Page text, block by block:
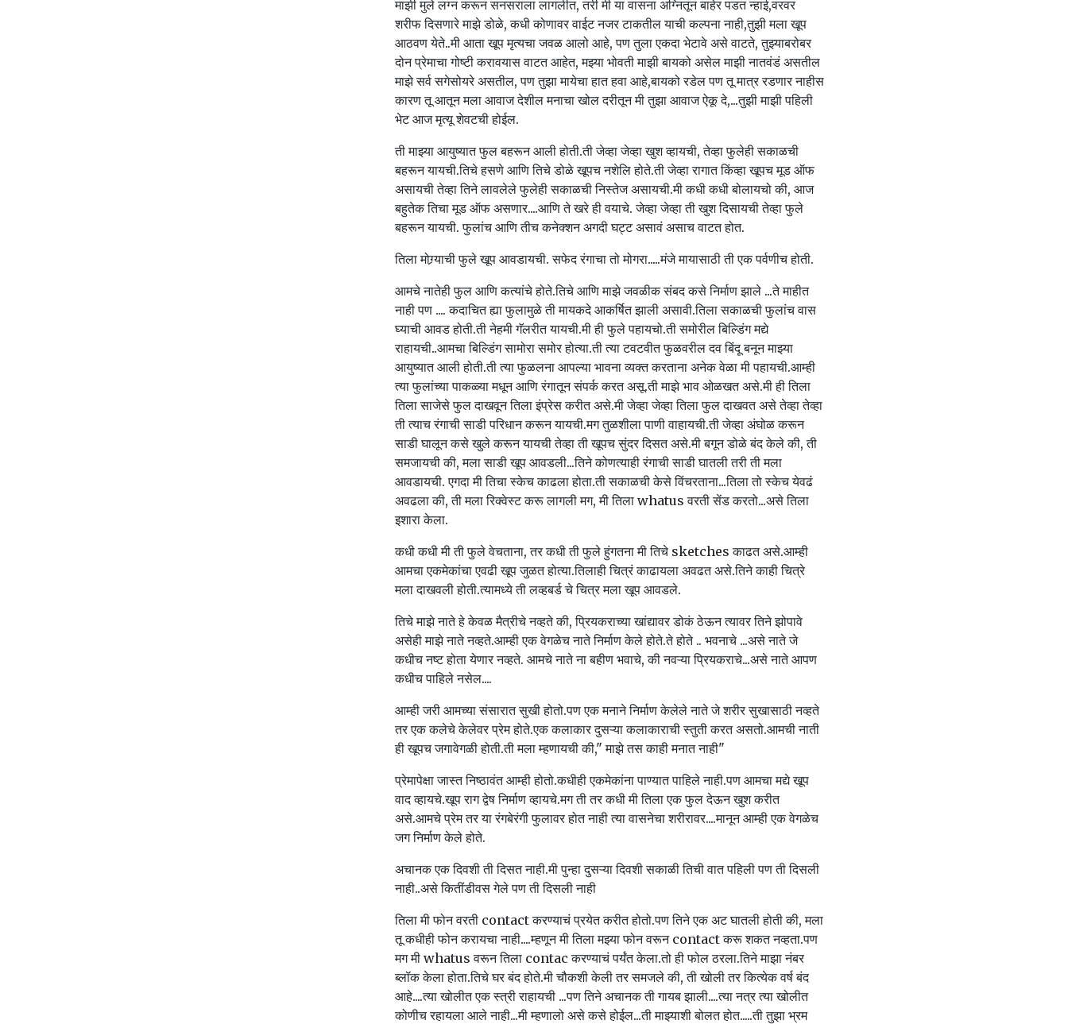
माझी मुले लग्न करून सनसराला लागलीत, तरी मी या वासना अग्नितून बाहेर पडत न्हाई,वरवर
शरीफ दिसणारे माझे डोळे, कधी कोणावर वाईट नजर टाकतील याची कल्पना नाही,तुझी मला खूप
आठवण येते..मी आता खूप मृत्यचा जवळ आलो आहे, पण तुला एकदा भेटावे असे वाटते, तुझ्याबरोबर
दोन प्रेमाचा गोष्टी करावयास वाटत आहेत, मझ्या भोवती माझी बायको असेल माझी नातवंडं असतील
माझे सर्व सगेसोयरे असतील, पण तुझा मायेचा हात हवा आहे,बायको रडेल पण तू मात्र रडणार नाहीस
कारण तू आतून मला आवाज देशील मनाचा खोल दरीतून मी तुझा आवाज ऐकू दे,...तुझी माझी पहिली
भेट आज मृत्यू शेवटची होईल.
ती माझ्या आयुष्यात फुल बहरून आली होती.ती जेव्हा जेव्हा खुश व्हायची, तेव्हा फुलेही सकाळची
बहरून यायची.तिचे हसणे आणि तिचे डोळे खूपच नशेलि होते.ती जेव्हा रागात किंव्हा खूपच मूड ऑफ
असायची तेव्हा तिने लावलेले फुलेही सकाळची निस्तेज असायची.मी कधी कधी बोलायचो की, आज
बहुतेक तिचा मूड ऑफ असणार....आणि ते खरे ही वयाचे. जेव्हा जेव्हा ती खुश दिसायची तेव्हा फुले
बहरून यायची. फुलांच आणि तीच कनेक्शन अगदी घट्ट असावं असाच वाटत होत.
तिला मोग्र्याची फुले खूप आवडायची. सफेद रंगाचा तो मोगरा.....मंजे मायासाठी ती एक पर्वणीच होती.
आमचे नातेही फुल आणि कत्यांचे होते.तिचे आणि माझे जवळीक संबद कसे निर्माण झाले ...ते माहीत
नाही पण .... कदाचित ह्या फुलामुळे ती मायकदे आकर्षित झाली असावी.तिला सकाळची फुलांच वास
घ्याची आवड होती.ती नेहमी गॅलरीत यायची.मी ही फुले पहायचो.ती समोरील बिल्डिंग मद्ये
राहायची..आमचा बिल्डिंग सामोरा समोर होत्या.ती त्या टवटवीत फुळवरील दव बिंदू बनून माझ्या
आयुष्यात आली होती.ती त्या फुळलना आपल्या भावना व्यक्त करताना अनेक वेळा मी पहायची.आम्ही
त्या फुलांच्या पाकळ्या मधून आणि रंगातून संपर्क करत असू.ती माझे भाव ओळखत असे.मी ही तिला
तिला साजेसे फुल दाखवून तिला इंप्रेस करीत असे.मी जेव्हा जेव्हा तिला फुल दाखवत असे तेव्हा तेव्हा
ती त्याच रंगाची साडी परिधान करून यायची.मग तुळशीला पाणी वाहायची.ती जेव्हा अंघोळ करून
साडी घालून कसे खुले करून यायची तेव्हा ती खूपच सुंदर दिसत असे.मी बगून डोळे बंद केले की, ती
समजायची की, मला साडी खूप आवडली...तिने कोणत्याही रंगाची साडी घातली तरी ती मला
आवडायची. एगदा मी तिचा स्केच काढला होता.ती सकाळची केसे विंचरताना...तिला तो स्केच येवढं
अवढला की, ती मला रिक्वेस्ट करू लागली मग, मी तिला whatus वरती सेंड करतो...असे तिला
इशारा केला.
कधी कधी मी ती फुले वेचताना, तर कधी ती फुले हुंगतना मी तिचे sketches काढत असे.आम्ही
आमचा एकमेकांचा एवढी खूप जुळत होत्या.तिलाही चित्रं काढायला अवढत असे.तिने काही चित्रे
मला दाखवली होती.त्यामध्ये ती लव्हबर्ड चे चित्र मला खूप आवडले.
तिचे माझे नाते हे केवळ मैत्रीचे नव्हते की, प्रियकराच्या खांद्यावर डोकं ठेऊन त्यावर तिने झोपावे
असेही माझे नाते नव्हते.आम्ही एक वेगळेच नाते निर्माण केले होते.ते होते .. भवनाचे ...असे नाते जे
कधीच नष्ट होता येणार नव्हते. आमचे नाते ना बहीण भवाचे, की नवऱ्या प्रियकराचे...असे नाते आपण
कधीच पाहिले नसेल....
आम्ही जरी आमच्या संसारात सुखी होतो.पण एक मनाने निर्माण केलेले नाते जे शरीर सुखासाठी नव्हते
तर एक कलेचे केलेवर प्रेम होते.एक कलाकार दुसऱ्या कलाकाराची स्तुती करत असतो.आमची नाती
ही खूपच जगावेगळी होती.ती मला म्हणायची की," माझे तस काही मनात नाही"
प्रेमापेक्षा जास्त निष्ठावंत आम्ही होतो.कधीही एकमेकांना पाण्यात पाहिले नाही.पण आमचा मद्ये खूप
वाद व्हायचे.खूप राग द्वेष निर्माण व्हायचे.मग ती तर कधी मी तिला एक फुल देऊन खुश करीत
असे.आमचे प्रेम तर या रंगबेरंगी फुलावर होत नाही त्या वासनेचा शरीरावर....मानून आम्ही एक वेगळेच
जग निर्माण केले होते.
अचानक एक दिवशी ती दिसत नाही.मी पुन्हा दुसऱ्या दिवशी सकाळी तिची वात पहिली पण ती दिसली
नाही..असे कितींडीवस गेले पण ती दिसली नाही
तिला मी फोन वरती contact करण्याचं प्रयेत करीत होतो.पण तिने एक अट घातली होती की, मला
तू कधीही फोन करायचा नाही....म्हणून मी तिला मझ्या फोन वरून contact करू शकत नव्हता.पण
मग मी whatus वरून तिला contac करण्याचं पर्यंत केला.तो ही फोल ठरला.तिने माझा नंबर
ब्लॉक केला होता.तिचे घर बंद होते.मी चौकशी केली तर समजले की, ती खोली तर कित्येक वर्ष बंद
आहे....त्या खोलीत एक स्त्री राहायची ...पण तिने अचानक ती गायब झाली....त्या नत्र त्या खोलीत
कोणीच रहायला आले नाही...मी म्हणालो असे कसे होईल...ती माझ्याशी बोलत होत.....ती तुझा भ्रम